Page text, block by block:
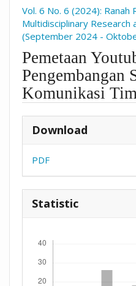
Vol. 6 No. 6 (2024): Ranah
Multidisciplinary Research
(September 2024 -
Pemetaan
Pengembangan
Komunikasi
Download
PDF
Statistic